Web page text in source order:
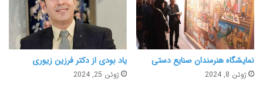
نمایشگاه هنرمندان صنایع‌ دستی
ژوئن 8, 2024
یاد بودی از دکتر فرزین زیوری
ژوئن 25, 2024